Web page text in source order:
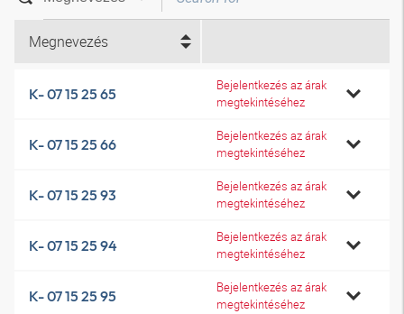
Megnevezés
K- 07 15 25 65
Bejelentkezés az árak
megtekintéséhez
K- 07 15 25 66
Bejelentkezés az árak
megtekintéséhez
K- 07 15 25 93
Bejelentkezés az árak
megtekintéséhez
K- 07 15 25 94
Bejelentkezés az árak
megtekintéséhez
K- 07 15 25 95
Bejelentkezés az árak
megtekintéséhez